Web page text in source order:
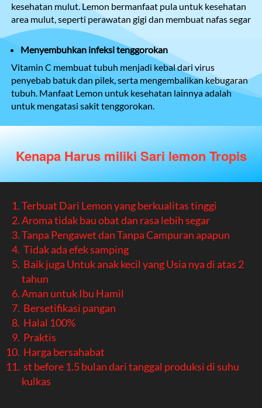
kesehatan mulut. Lemon bermanfaat pula untuk kesehatan
area mulut, seperti perawatan gigi dan membuat nafas segar
Menyembuhkan infeksi tenggorokan
Vitamin C membuat tubuh menjadi kebal dari virus
penyebab batuk dan pilek, serta mengembalikan kebugaran
tubuh. Manfaat Lemon untuk kesehatan lainnya adalah
untuk mengatasi sakit tenggorokan.
Kenapa Harus miliki Sari lemon Tropis
Terbuat Dari Lemon yang berkualitas tinggi
Aroma tidak bau obat dan rasa lebih segar
Tanpa Pengawet dan Tanpa Campuran apapun
Tidak ada efek samping
Baik juga Untuk anak kecil yang Usia nya di atas 2
tahun
Aman untuk Ibu Hamil
Bersetifikasi pangan
Halal 100%
Praktis
Harga bersahabat
st before 1.5 bulan dari tanggal produksi di suhu
kulkas